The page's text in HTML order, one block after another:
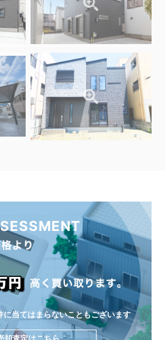
当てはまらないこともございます
却査定はこちら